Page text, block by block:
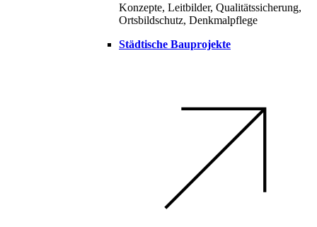
Konzepte, Leitbilder, Qualitätssicherung,
Ortsbildschutz, Denkmalpflege
Städtische Bauprojekte